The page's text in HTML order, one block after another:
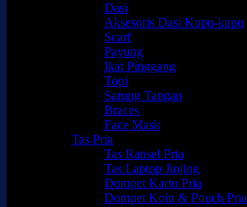
Dasi
Aksesoris Dasi Kupu-kupu
Scarf
Payung
Ikat Pinggang
Topi
Sarung Tangan
Braces
Face Mask
Tas Pria
Tas Ransel Pria
Tas Laptop Jinjing
Dompet Kartu Pria
Dompet Koin & Pouch Pria